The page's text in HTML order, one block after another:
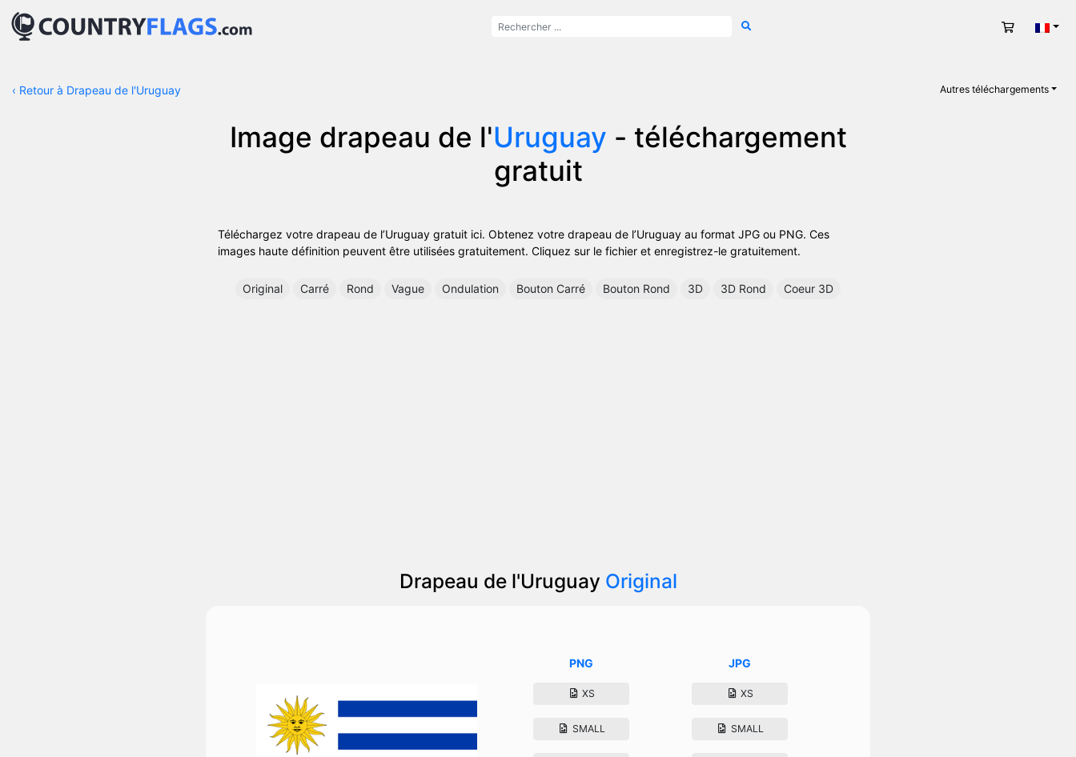
Panier
‹ Retour à Drapeau de l'Uruguay Autres téléchargements
Image drapeau de l'Uruguay - téléchargement
gratuit
Téléchargez votre drapeau de l’Uruguay gratuit ici. Obtenez votre drapeau de l’Uruguay au format JPG ou PNG. Ces
images haute définition peuvent être utilisées gratuitement. Cliquez sur le fichier et enregistrez-le gratuitement.
Original Carré Rond Vague Ondulation Bouton Carré Bouton Rond 3D 3D Rond Coeur 3D
Drapeau de l'Uruguay Original
PNG
XS
SMALL
JPG
XS
SMALL